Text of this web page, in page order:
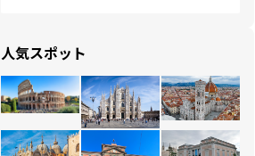
人気スポット